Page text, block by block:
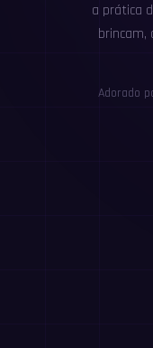
a prática
brincam,
Adorado